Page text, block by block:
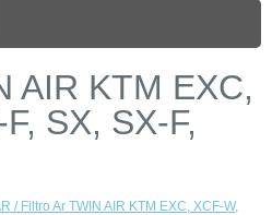
AIR KTM EXC,
SX, SX-F,
/ Filtro Ar TWIN AIR KTM EXC, XCF-W,